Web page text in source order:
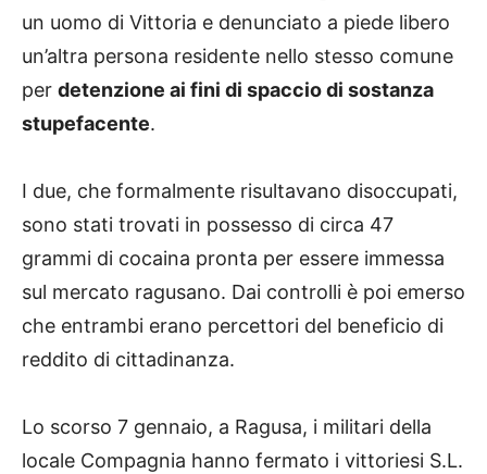
un uomo di Vittoria e denunciato a piede libero
un’altra persona residente nello stesso comune
per detenzione ai fini di spaccio di sostanza
stupefacente.
I due, che formalmente risultavano disoccupati,
sono stati trovati in possesso di circa 47
grammi di cocaina pronta per essere immessa
sul mercato ragusano. Dai controlli è poi emerso
che entrambi erano percettori del beneficio di
reddito di cittadinanza.
Lo scorso 7 gennaio, a Ragusa, i militari della
locale Compagnia hanno fermato i vittoriesi S.L.